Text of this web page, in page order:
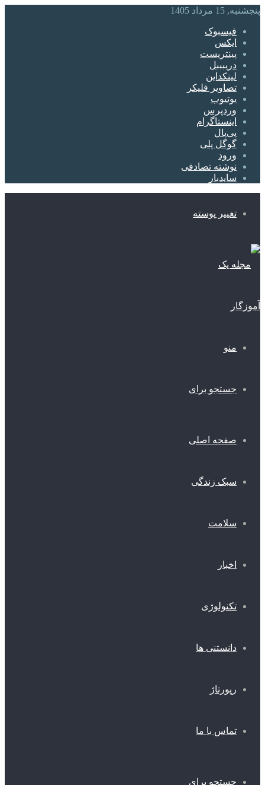
پنجشنبه, 15 مرداد 1405
فیسبوک
ایکس
پینتریست
دریبببل
لینکداین
تصاویر فلیکر
یوتیوب
وردپرس
اینستاگرام
پی‌پال
گوگل پلی
ورود
نوشته تصادفی
سایدبار
تغییر پوسته
منو
جستجو برای
صفحه اصلی
سبک زندگی
سلامت
اخبار
تکنولوژی
دانستنی ها
رپورتاژ
تماس با ما
جستجو برای